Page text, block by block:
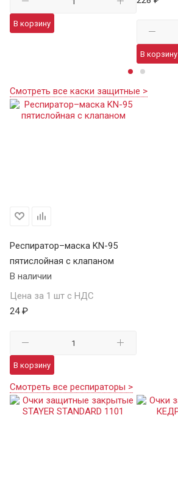
В корзину
В корзину
Смотреть все каски защитные >
Респиратор–маска KN-95
пятислойная с клапаном
В наличии
Цена за 1 шт с НДС
24 ₽
В корзину
Смотреть все респираторы >